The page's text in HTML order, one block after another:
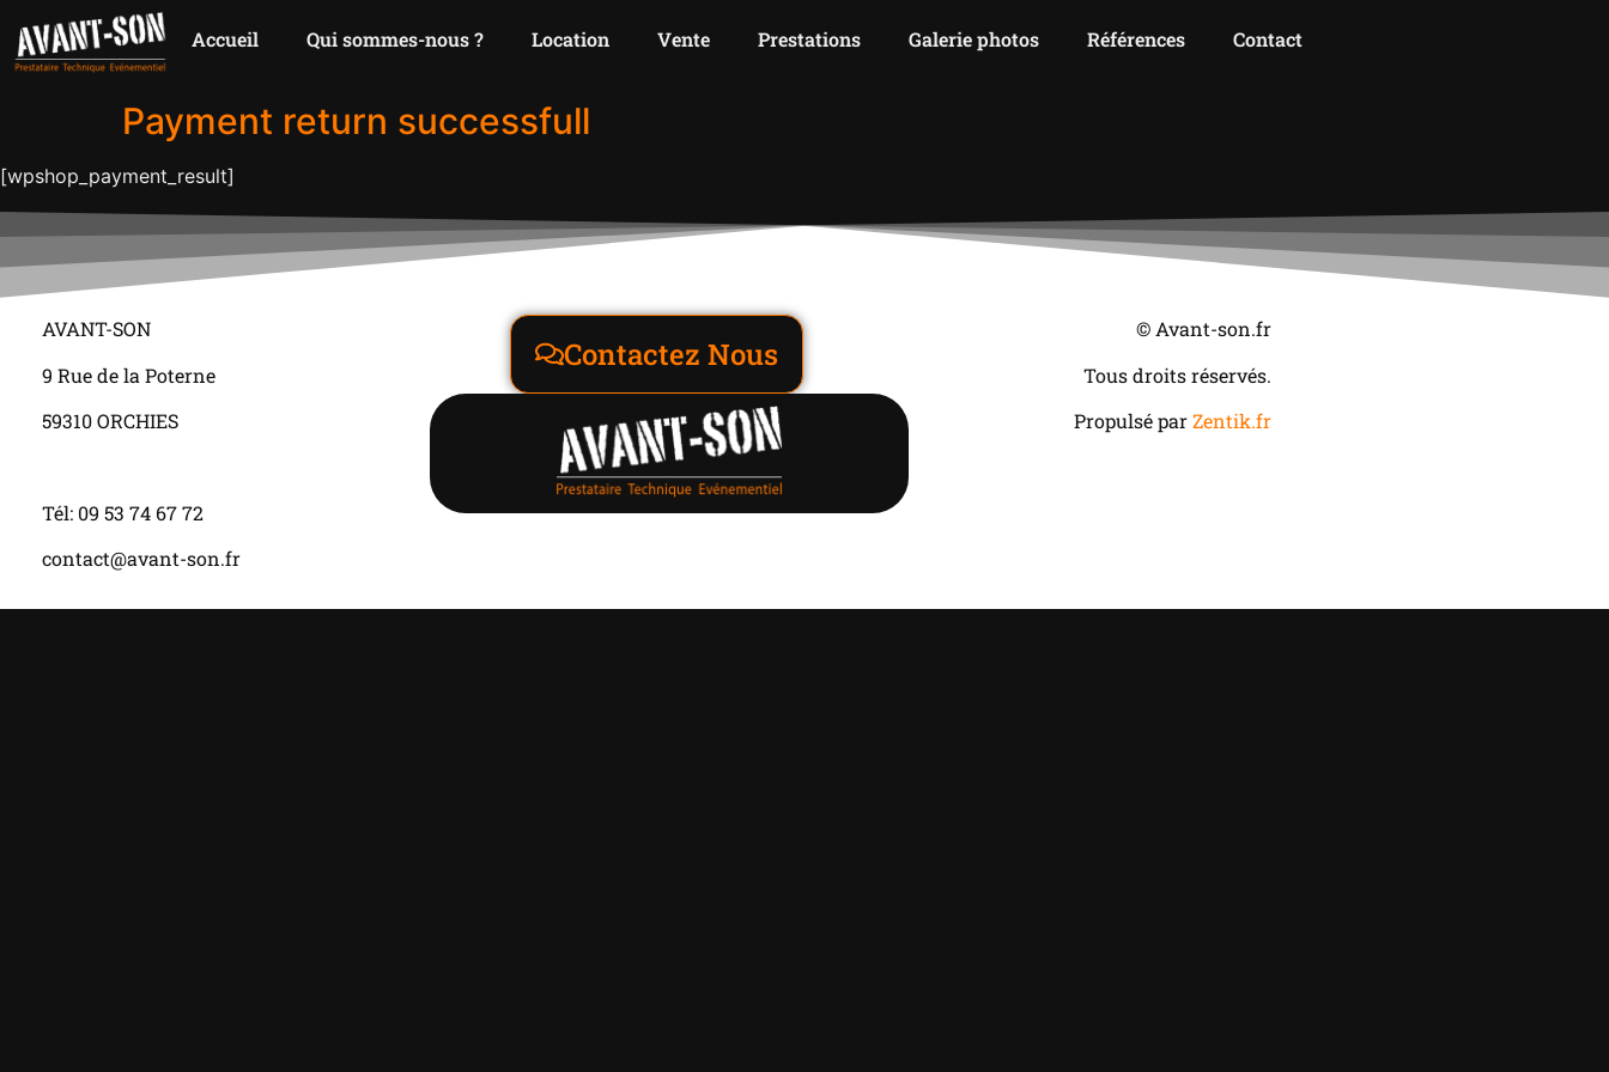
Accueil Qui sommes-nous ? Location Vente Prestations Galerie photos Références Contact
Payment return successfull
[wpshop_payment_result]
AVANT-SON
9 Rue de la Poterne
59310 ORCHIES
Tél: 09 53 74 67 72
contact@avant-son.fr
Contactez Nous
© Avant-son.fr
Tous droits réservés.
Propulsé parZentik.fr